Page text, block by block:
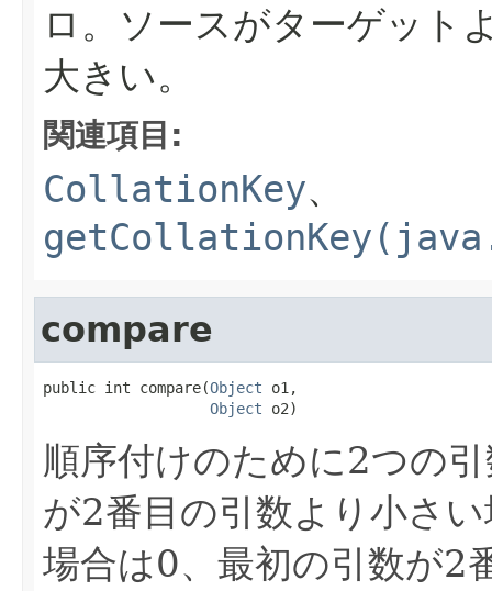
ロ。ソースがターゲット
大きい。
関連項目:
CollationKey、
compare
public int compare(Object o1,
Object o2)
順序付けのために2つの
が2番目の引数より小さ
場合は0、最初の引数が2